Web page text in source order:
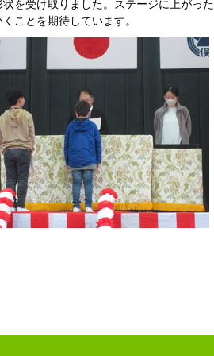
を受け取りました。ステージに上がった
ことを期待しています。